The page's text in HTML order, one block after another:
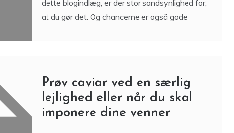
lejlighed eller når du skal
imponere dine venner
smagt de saltede fiskeæg, som er kendt under
navnet caviar eller kaviar. Kaviar er efterhånden
blevet